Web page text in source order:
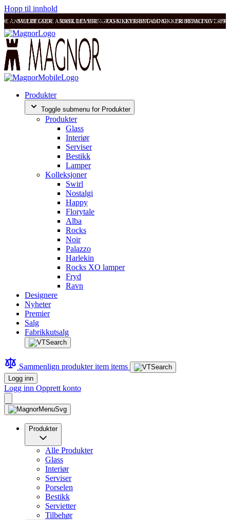
Hopp til innhold
ANMELDELSER RASK LEVERING OG SIKKER BETALING FRI FRAKT OVER
SVÆRT GODE ANMELDELSER RASK LEVERING OG SIKKER BETALING
Produkter
Toggle submenu for Produkter
Produkter
Glass
Interiør
Serviser
Bestikk
Lamper
Kolleksjoner
Swirl
Nostalgi
Happy
Florytale
Alba
Rocks
Noir
Palazzo
Harlekin
Rocks XO lamper
Fryd
Ravn
Designere
Nyheter
Premier
Salg
Fabrikkutsalg
Sammenlign produkteritem items
Logg inn
Logg inn Opprett konto
Produkter
Alle Produkter
Glass
Interiør
Serviser
Porselen
Bestikk
Servietter
Tilbehør